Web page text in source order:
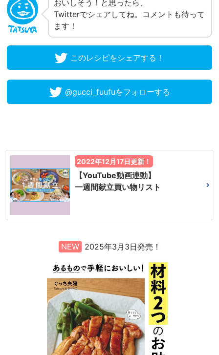
おいしそう！と思ったら、
Twitterでシェアしてね。コメントも待って
ます！
このレシピをシェアする！
@gucci_fuufuをフォローする
2022年12月17日更新！
【YouTube動画連動】
一週間献立買い物リスト
NEW 2025年3月3日発売！